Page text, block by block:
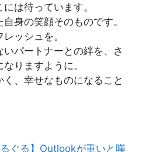
は待っています。
身の笑顔そのものです。
ッシュを。
パートナーとの絆を、さ
りますように。
、幸せなものになること
るぐる】Outlookが重いと嘆